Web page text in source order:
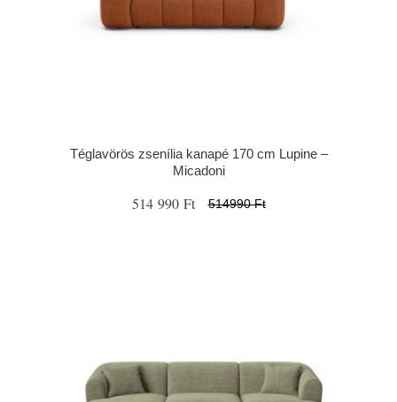
Téglavörös zsenília kanapé 170 cm Lupine –
Micadoni
514 990 Ft 514990 Ft